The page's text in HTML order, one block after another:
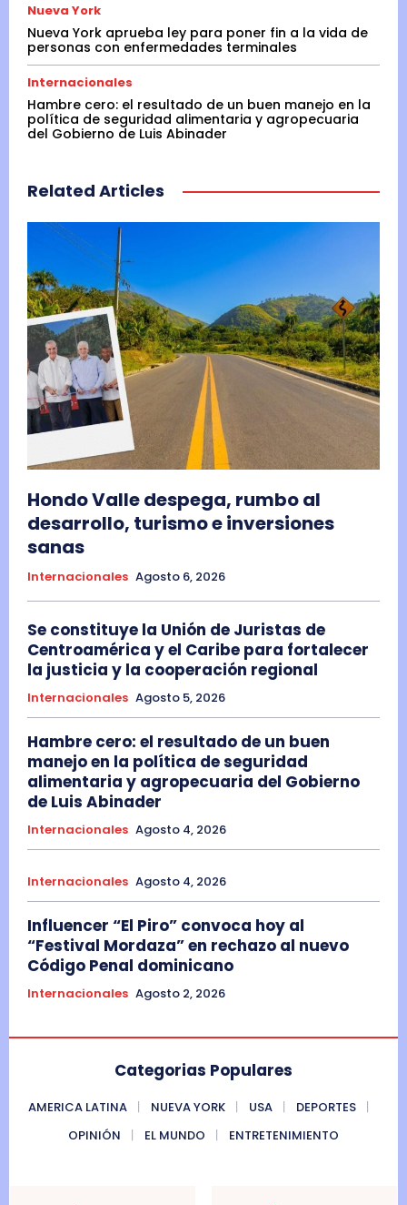
Nueva York
Nueva York aprueba ley para poner fin a la vida de
personas con enfermedades terminales
Internacionales
Hambre cero: el resultado de un buen manejo en la
política de seguridad alimentaria y agropecuaria
del Gobierno de Luis Abinader
Related Articles
Hondo Valle despega, rumbo al
desarrollo, turismo e inversiones
sanas
Internacionales Agosto 6, 2026
Se constituye la Unión de Juristas de
Centroamérica y el Caribe para fortalecer
la justicia y la cooperación regional
Internacionales Agosto 5, 2026
Hambre cero: el resultado de un buen
manejo en la política de seguridad
alimentaria y agropecuaria del Gobierno
de Luis Abinader
Internacionales Agosto 4, 2026
Internacionales Agosto 4, 2026
Influencer “El Piro” convoca hoy al
“Festival Mordaza” en rechazo al nuevo
Código Penal dominicano
Internacionales Agosto 2, 2026
Categorias Populares
AMERICA LATINA NUEVA YORK USA
DEPORTES
OPINIÓN
EL MUNDO ENTRETENIMIENTO